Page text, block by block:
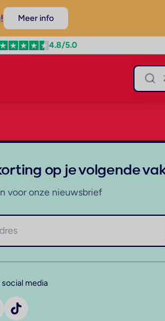
Meer info
4.8/5.0
op je volgende
voor onze nieuwsbrief
media